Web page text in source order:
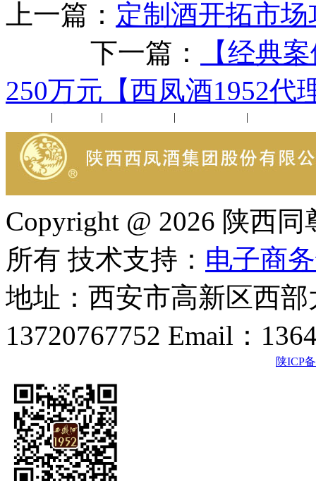
上一篇： 定制酒开拓市
下一篇：
【经典
250万元【西凤酒1952代
| | | |
Copyright @ 2026 陕西
所有 技术支持： 电子商
地址：西安市高新区西
13720767752 Email：
陕ICP